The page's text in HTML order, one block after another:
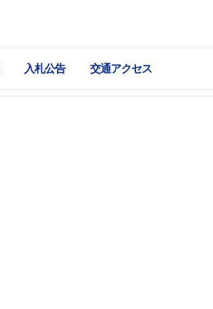
入札公告 交通アクセス